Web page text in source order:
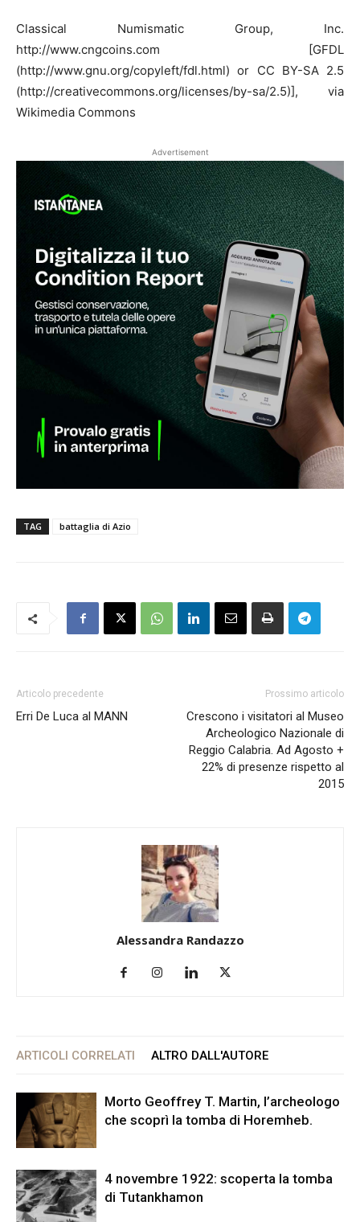
Classical Numismatic Group, Inc.
http://www.cngcoins.com [GFDL
(http://www.gnu.org/copyleft/fdl.html) or CC BY-SA 2.5
(http://creativecommons.org/licenses/by-sa/2.5)], via
Wikimedia Commons
Advertisement
TAG battaglia di Azio
Articolo precedente
Erri De Luca al MANN
Prossimo articolo
Crescono i visitatori al Museo
Archeologico Nazionale di
Reggio Calabria. Ad Agosto +
22% di presenze rispetto al
2015
Alessandra Randazzo
ARTICOLI CORRELATI ALTRO DALL'AUTORE
Morto Geoffrey T. Martin, l’archeologo
che scoprì la tomba di Horemheb.
4 novembre 1922: scoperta la tomba
di Tutankhamon